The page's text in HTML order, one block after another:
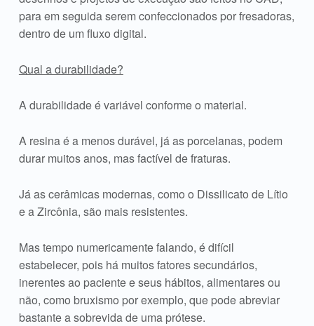
para em seguida serem confeccionados por fresadoras,
dentro de um fluxo digital.
Qual a durabilidade?
A durabilidade é variável conforme o material.
A resina é a menos durável, já as porcelanas, podem
durar muitos anos, mas factível de fraturas.
Já as cerâmicas modernas, como o Dissilicato de Lítio
e a Zircônia, são mais resistentes.
Mas tempo numericamente falando, é difícil
estabelecer, pois há muitos fatores secundários,
inerentes ao paciente e seus hábitos, alimentares ou
não, como bruxismo por exemplo, que pode abreviar
bastante a sobrevida de uma prótese.